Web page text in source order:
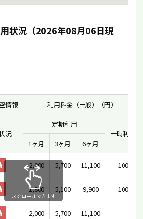
状況（2026年08月06日現
情報 利用料金（一般）（円）
況
定期利用
一時利用
1ヶ月
3ヶ月 6ヶ月
2,000 5,700 11,100 100
1,800 5,100 9,900 100
2,000 5,700 11,100 -
スクロールできます